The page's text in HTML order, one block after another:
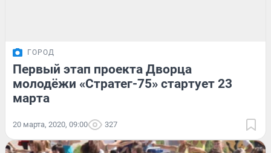
ГОРОД
Первый этап проекта Дворца
молодёжи «Стратег-75» стартует 23
марта
20 марта, 2020, 09:00 327